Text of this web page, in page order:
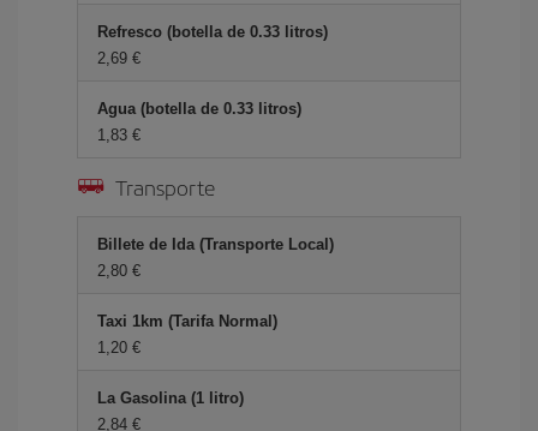
Refresco (botella de 0.33 litros)
2,69 €
Agua (botella de 0.33 litros)
1,83 €
Transporte
Billete de Ida (Transporte Local)
2,80 €
Taxi 1km (Tarifa Normal)
1,20 €
La Gasolina (1 litro)
2,84 €